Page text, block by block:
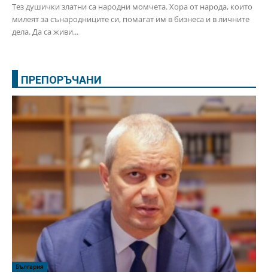
Тез душички златни са народни момчета. Хора от народа, които
милеят за сънародниците си, помагат им в бизнеса и в личните
дела. Да са живи...
ПРЕПОРЪЧАНИ
България